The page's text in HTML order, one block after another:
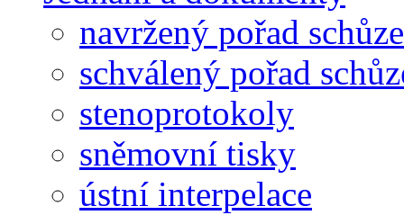
navržený pořad schůze
schválený pořad
stenoprotokoly
sněmovní tisky
ústní interpelace